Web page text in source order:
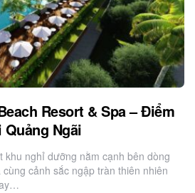
Resort & Spa – Điểm
Ngãi
khu nghỉ dưỡng nằm cạnh bên dòng
cảnh sắc ngập tràn thiên nhiên